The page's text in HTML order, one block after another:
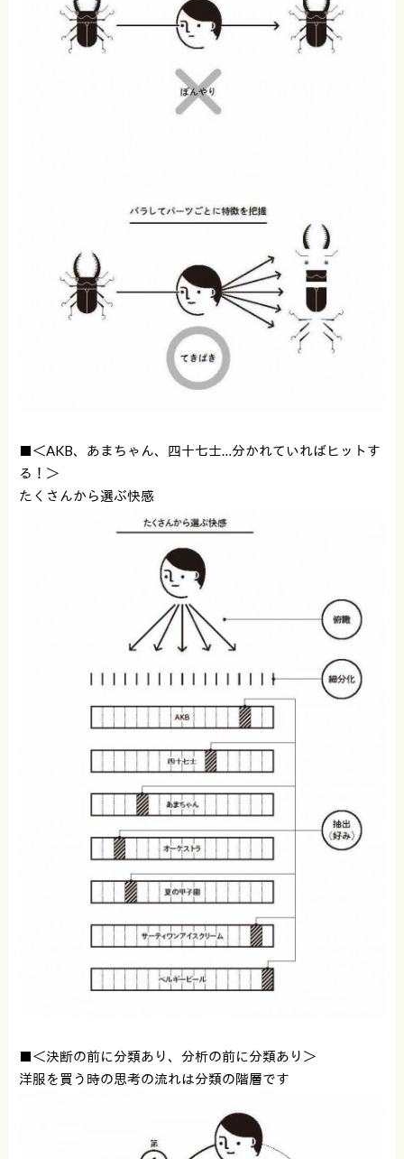
■＜AKB、あまちゃん、四十七士…分かれていればヒットす
る！＞
たくさんから選ぶ快感
■＜決断の前に分類あり、分析の前に分類あり＞
洋服を買う時の思考の流れは分類の階層です